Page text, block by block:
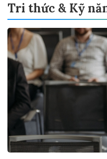
Tri thức & Kỹ